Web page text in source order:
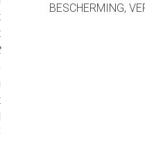
BESCHERMING,